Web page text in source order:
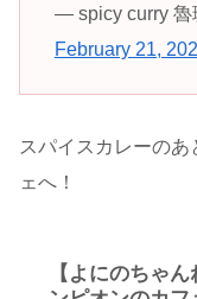
— spicy curry
February 21,
スパイスカレーの
ェへ！
【よにのちゃ